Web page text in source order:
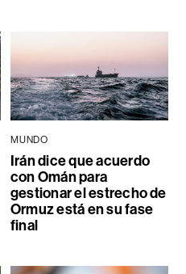
MUNDO
Irán dice que acuerdo
con Omán para
gestionar el estrecho de
Ormuz está en su fase
final